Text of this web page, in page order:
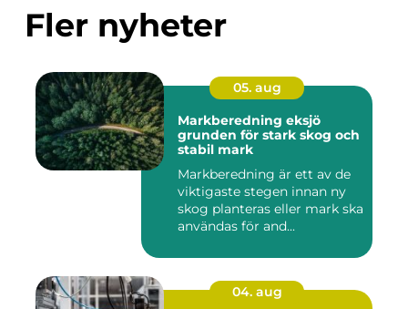
Fler nyheter
05. aug
Markberedning eksjö
grunden för stark skog och
stabil mark
Markberedning är ett av de
viktigaste stegen innan ny
skog planteras eller mark ska
användas för and...
04. aug